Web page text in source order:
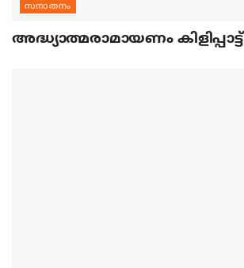
സനാതനം
അദ്ധ്യാത്മരാമായണം കിളിപ്പാട്ട്